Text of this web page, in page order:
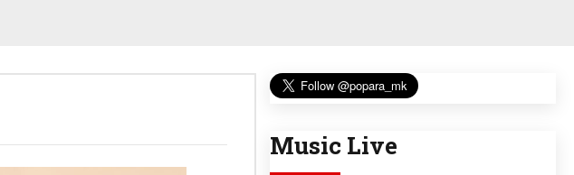
Music Live